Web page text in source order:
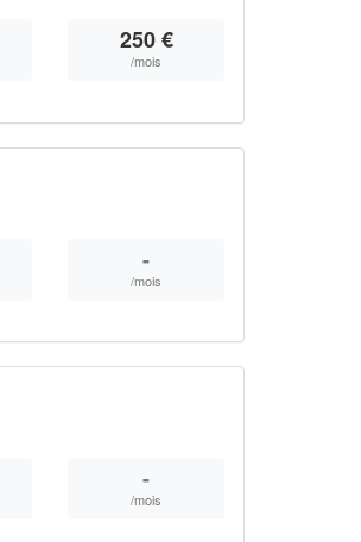
250 €
/mois
-
/mois
-
/mois